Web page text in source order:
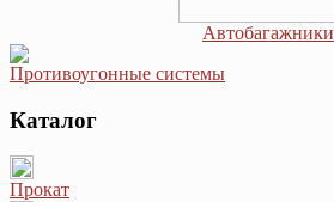
Автобагажники
Противоугонные системы
Каталог
Прокат